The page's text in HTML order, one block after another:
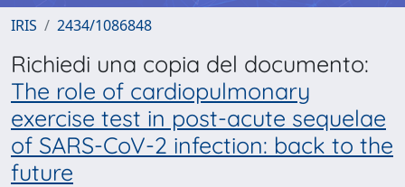
IRIS 2434/1086848
Richiedi una copia del documento:
The role of cardiopulmonary
exercise test in post-acute sequelae
of SARS-CoV-2 infection: back to the
future